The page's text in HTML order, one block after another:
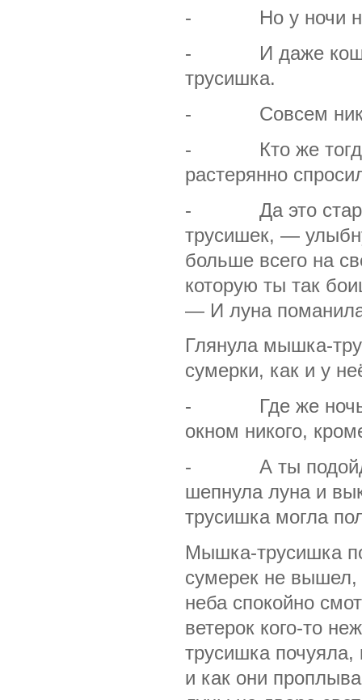
- Но у ночи нет
- И даже
трусишка.
- Совсем
- Кто же тогда
растерянно
- Да это
трусишек, —
больше всего на
которую ты так
— И луна
Глянула мышка-
сумерки, как и у
- Где же ночь? —
окном никого,
- А ты подойди
шепнула луна и
трусишка могла
Мышка-трусишка
сумерек не вышел,
неба спокойно
ветерок кого-то
трусишка почуяла,
и как они